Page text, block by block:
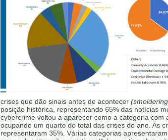
crises que dão sinais antes de acontecer
posição histórica, representando 65% das notícias
cybercrime voltou a aparecer como a categoria com
ocupando um quarto do total das crises do ano. As
representaram 35%. Várias categorias